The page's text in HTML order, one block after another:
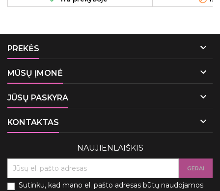
PREKĖS 
MŪSŲ ĮMONĖ 
JŪSŲ PASKYRA 
KONTAKTAS 
NAUJIENLAIŠKIS
Sutinku, kad mano el. pašto adresas būtų naudojamos